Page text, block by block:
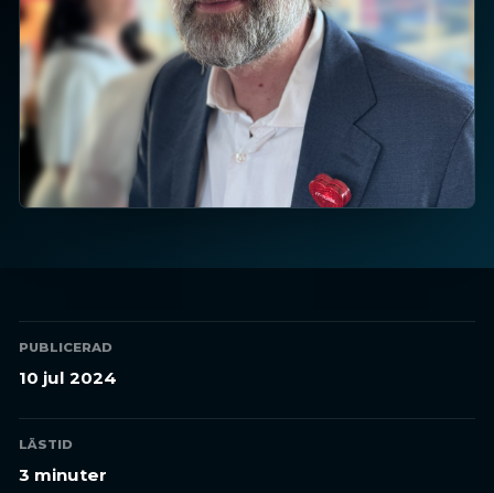
PUBLICERAD
10 jul 2024
LÄSTID
3 minuter